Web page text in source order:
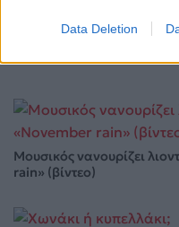
Data Deletion
12.05.2026
Μουσικός νανουρίζει
rain» (βίντεο)